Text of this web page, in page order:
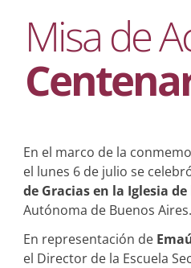
Misa de
En el marco de la
el lunes 6 de julio se
de Gracias en la Iglesia
Autónoma de Buenos Aires.
En representación de
el Director de la Escuela